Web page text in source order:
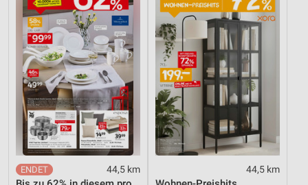
44,5 km 44,5 km
Nicht-IAB-Verarbeitungszwecke:
Notwendig
Performance
Funktional
Werbung